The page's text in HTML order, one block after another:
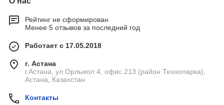
Рейтинг не сформирован
Менее 5 отзывов за последний год
Работает с 17.05.2018
г. Астана
г.Астана, ул.Орлыкол 4, офис 213 (район Технопарка),
Астана, Казахстан
Контакты